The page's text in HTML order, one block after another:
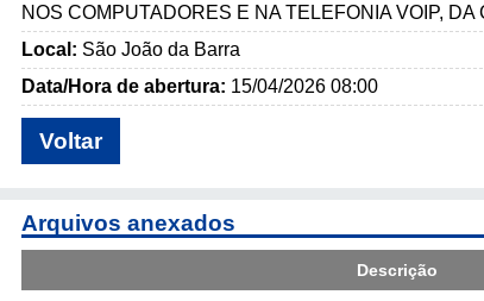
NOS COMPUTADORES E NA TELEFONIA VOIP,
Local: São João da Barra
Data/Hora de abertura: 15/04/2026 08:00
Voltar
Arquivos anexados
Descrição